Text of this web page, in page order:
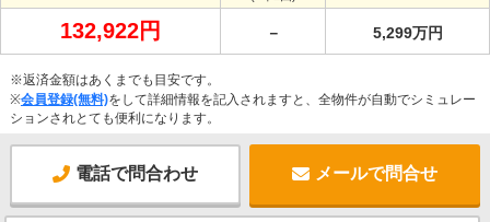
132,922円 － 5,299万円
※返済金額はあくまでも目安です。
※会員登録(無料)をして詳細情報を記入されますと、全物件が自動でシミュレー
ションされとても便利になります。
電話で問合わせ メールで問合せ